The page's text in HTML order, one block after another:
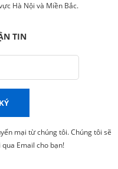
Hà Nội và Miền Bắc.
TIN
mại từ chúng tôi. Chúng tôi sẽ
Email cho bạn!